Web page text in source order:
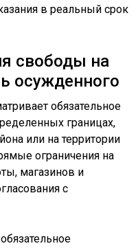
в реальный срок
свободы на
осужденного
обязательное
границах,
или на территории
ограничения на
магазинов и
с